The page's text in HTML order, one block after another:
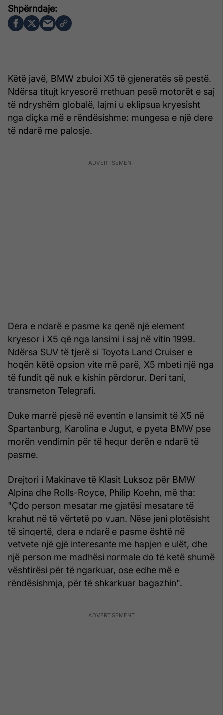
Këtë javë, BMW zbuloi X5 të gjeneratës së pestë.
Ndërsa titujt kryesorë rrethuan pesë motorët e saj
të ndryshëm globalë, lajmi u eklipsua kryesisht
nga diçka më e rëndësishme: mungesa e një dere
të ndarë me palosje.
Dera e ndarë e pasme ka qenë një element
kryesor i X5 që nga lansimi i saj në vitin 1999.
Ndërsa SUV të tjerë si Toyota Land Cruiser e
hoqën këtë opsion vite më parë, X5 mbeti një nga
të fundit që nuk e kishin përdorur. Deri tani,
transmeton Telegrafi.
Duke marrë pjesë në eventin e lansimit të X5 në
Spartanburg, Karolina e Jugut, e pyeta BMW pse
morën vendimin për të hequr derën e ndarë të
pasme.
Drejtori i Makinave të Klasit Luksoz për BMW
Alpina dhe Rolls-Royce, Philip Koehn, më tha:
"Çdo person mesatar me gjatësi mesatare të
krahut në të vërtetë po vuan. Nëse jeni plotësisht
të sinqertë, dera e ndarë e pasme është në
vetvete një gjë interesante me hapjen e ulët, dhe
një person me madhësi normale do të ketë shumë
vështirësi për të ngarkuar, ose edhe më e
rëndësishmja, për të shkarkuar bagazhin".